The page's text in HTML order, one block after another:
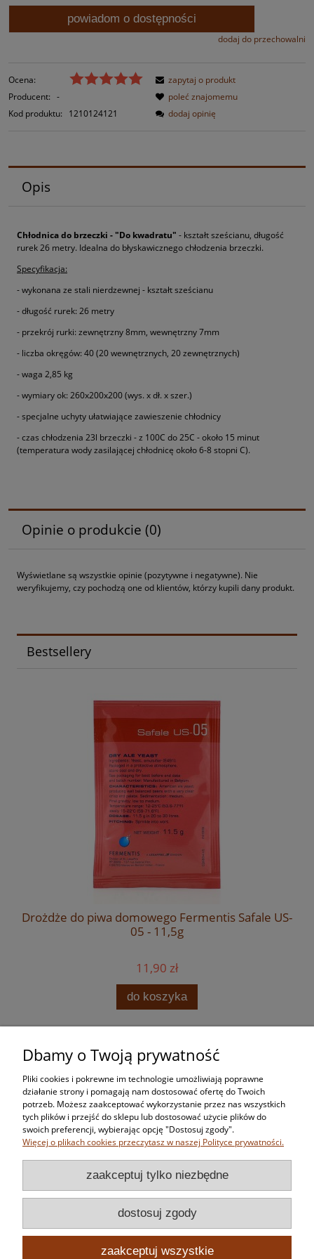
powiadom o dostępności
dodaj do przechowalni
Ocena:
Producent: -
Kod produktu:
1210124121
zapytaj o produkt
poleć znajomemu
dodaj opinię
Opis
Chłodnica do brzeczki - "Do kwadratu" - kształt sześcianu, długość
rurek 26 metry. Idealna do błyskawicznego chłodzenia brzeczki.
Specyfikacja:
- wykonana ze stali nierdzewnej - kształt sześcianu
- długość rurek: 26 metry
- przekrój rurki: zewnętrzny 8mm, wewnętrzny 7mm
- liczba okręgów: 40 (20 wewnętrznych, 20 zewnętrznych)
- waga 2,85 kg
- wymiary ok: 260x200x200 (wys. x dł. x szer.)
- specjalne uchyty ułatwiające zawieszenie chłodnicy
- czas chłodzenia 23l brzeczki - z 100C do 25C - około 15 minut
(temperatura wody zasilającej chłodnicę około 6-8 stopni C).
Opinie o produkcie (0)
Wyświetlane są wszystkie opinie (pozytywne i negatywne). Nie
weryfikujemy, czy pochodzą one od klientów, którzy kupili dany produkt.
Bestsellery
Drożdże do piwa domowego Fermentis Safale US-
05 - 11,5g
11,90 zł
do koszyka
Zakupy
Pomoc
Moje konto
Informacje
Dbamy o Twoją prywatność
Pliki cookies i pokrewne im technologie umożliwiają poprawne
działanie strony i pomagają nam dostosować ofertę do Twoich
potrzeb. Możesz zaakceptować wykorzystanie przez nas wszystkich
tych plików i przejść do sklepu lub dostosować użycie plików do
swoich preferencji, wybierając opcję "Dostosuj zgody".
Więcej o plikach cookies przeczytasz w naszej Polityce prywatności.
zaakceptuj tylko niezbędne
dostosuj zgody
zaakceptuj wszystkie